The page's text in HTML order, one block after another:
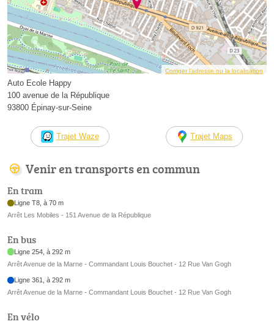
Corriger l’adresse ou la localisation
Auto Ecole Happy
100 avenue de la République
93800 Épinay-sur-Seine
Trajet Waze Trajet Maps
Venir en transports en commun
En tram
Ligne T8, à 70 m
Arrêt Les Mobiles - 151 Avenue de la République
En bus
Ligne 254, à 292 m
Arrêt Avenue de la Marne - Commandant Louis Bouchet - 12 Rue Van Gogh
Ligne 361, à 292 m
Arrêt Avenue de la Marne - Commandant Louis Bouchet - 12 Rue Van Gogh
En vélo